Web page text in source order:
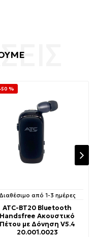
-50 %
Διαθέσιμο από 1-3 ημέρες
ATC-BT20 Bluetooth
Handsfree Ακουστικό
Πέτου με Δόνηση V5.4
20.001.0023